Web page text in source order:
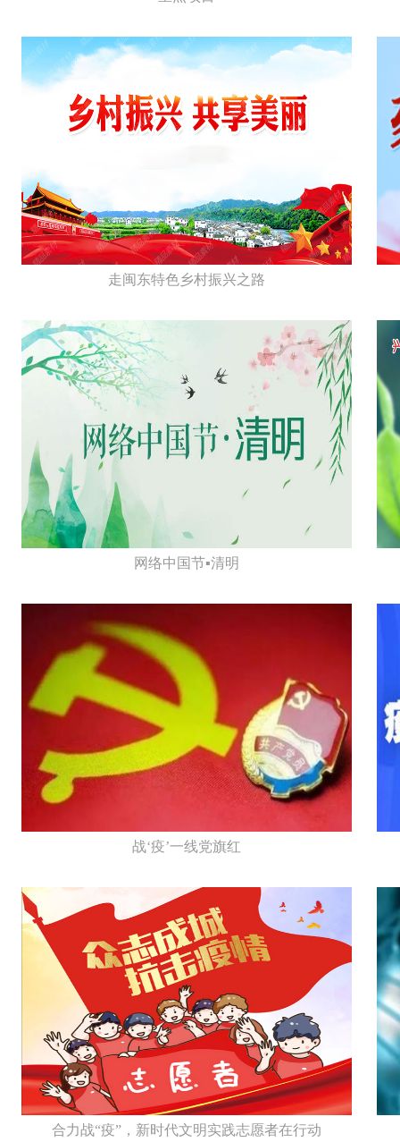
走闽东特色乡村振兴之路
网络中国节▪清明
战‘疫’一线党旗红
合力战“疫”，新时代文明实践志愿者在行动